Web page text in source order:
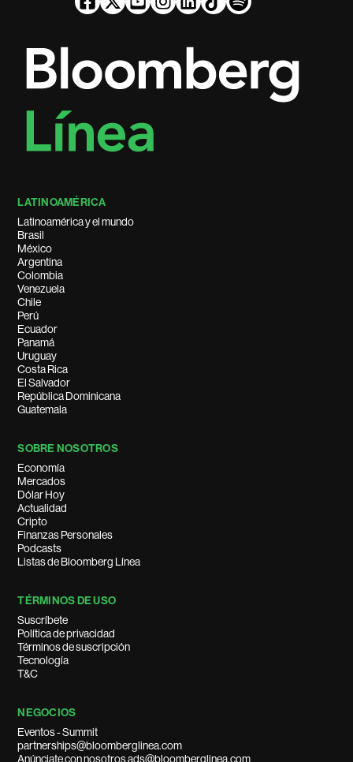
LATINOAMÉRICA
Latinoamérica y el mundo
Brasil
México
Argentina
Colombia
Venezuela
Chile
Perú
Ecuador
Panamá
Uruguay
Costa Rica
El Salvador
República Dominicana
Guatemala
SOBRE NOSOTROS
Economía
Mercados
Dólar Hoy
Actualidad
Cripto
Finanzas Personales
Podcasts
Listas de Bloomberg Línea
TÉRMINOS DE USO
Suscríbete
Política de privacidad
Términos de suscripción
Tecnología
T&C
NEGOCIOS
Eventos - Summit
partnerships@bloomberglinea.com
Anúnciate con nosotros ads@bloomberglinea.com